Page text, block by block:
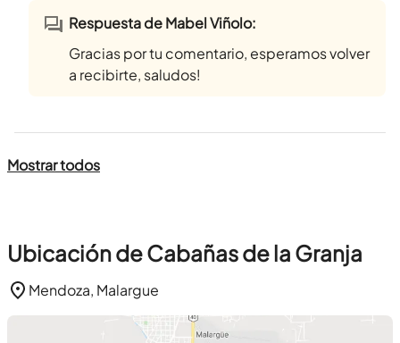
Respuesta de Mabel Viñolo:
Gracias por tu comentario, esperamos volver
a recibirte, saludos!
Mostrar todos
Ubicación de Cabañas de la Granja
Mendoza, Malargue